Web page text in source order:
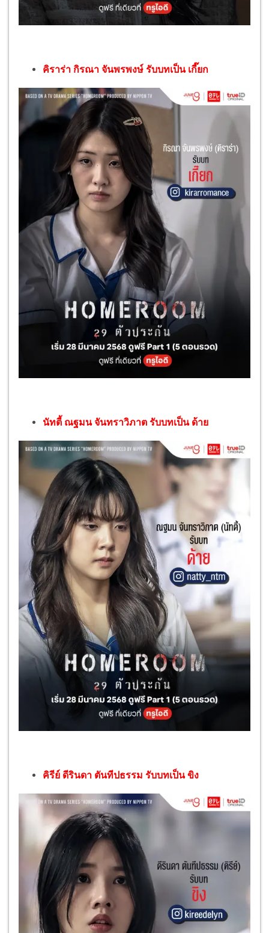
คิราร่า กิรณา จันพรพงษ์ รับบทเป็น เกี๊ยก
นัทตี้ ณฐมน จันทราวิภาต รับบทเป็น ด้าย
คิรีย์ ดีรินดา ตันทีปธรรม รับบทเป็น ขิง